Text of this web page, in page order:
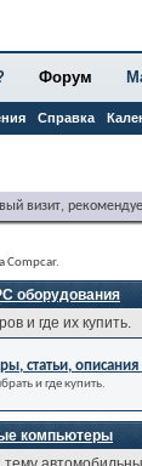
Форум
Справка
визит,
Compcar.
оборудования
и где их купить.
статьи,
и где купить.
компьютеры